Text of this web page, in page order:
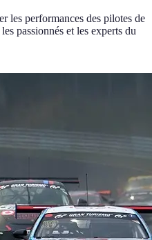
les performances des pilotes de
passionnés et les experts du